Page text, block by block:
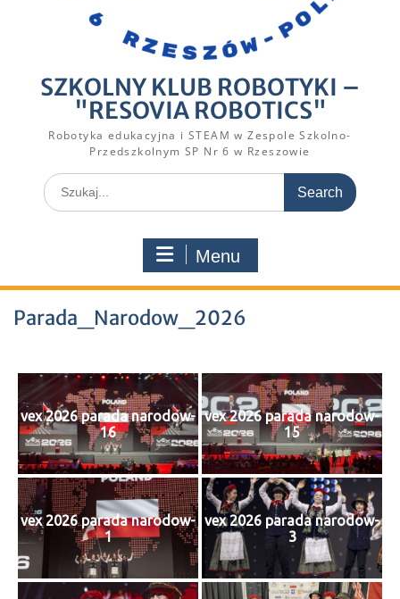
SZKOLNY KLUB ROBOTYKI –
"RESOVIA ROBOTICS"
Robotyka edukacyjna i STEAM w Zespole Szkolno-
Przedszkolnym SP Nr 6 w Rzeszowie
Search
for:
Menu
Parada_Narodow_2026
vex 2026 parada narodow-
16
vex 2026 parada narodow-
15
vex 2026 parada narodow-
1
vex 2026 parada narodow-
3